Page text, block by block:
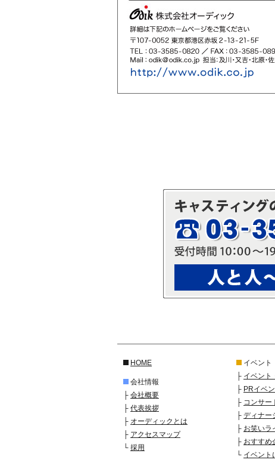
HOME
会社情報
├ 会社概要
├ 代表挨拶
├ オーディックとは
├ アクセスマップ
└ 採用
イベント
├ イベント
├ PRイベ
├ コンサー
├ ディナー
├ お笑いラ
├ おすすめ
└ イベント